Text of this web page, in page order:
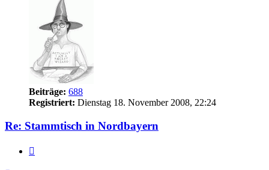
Beiträge: 688
Registriert: Dienstag 18. November 2008, 22:24
Re: Stammtisch in Nordbayern